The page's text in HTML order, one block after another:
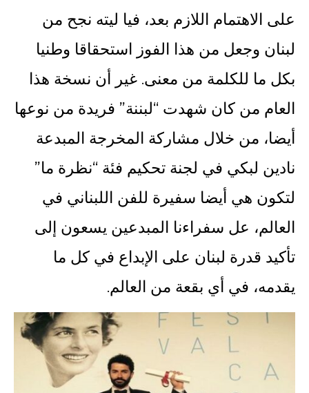
على الاهتمام اللازم بعد، فيا ليته نجح من
لبنان وجعل من هذا الفوز استحقاقا وطنيا
بكل ما للكلمة من معنى. غير أن نسخة هذا
العام من كان شهدت “لبننة” فريدة من نوعها
أيضا، من خلال مشاركة المخرجة المبدعة
نادين لبكي في لجنة تحكيم فئة “نظرة ما”
لتكون هي أيضا سفيرة للفن اللبناني في
العالم، عل سفراءنا المبدعين يسعون إلى
تأكيد قدرة لبنان على الإبداع في كل ما
يقدمه، في أي بقعة من العالم.